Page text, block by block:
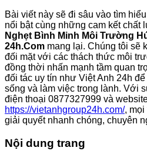
Bài viết này sẽ đi sâu vào tìm
nổi bật cùng những cam kết chất
Nghẹt Bình Minh Môi Trường
24h.Com mang lại. Chúng tôi sẽ
đối mặt với các thách thức môi
đồng thời nhấn mạnh tầm quan
đối tác uy tín như Việt Anh 24h
sống và làm việc trong lành. Với
điện thoại 0877327999 và
https://vietanhgroup24h.com/,
giải quyết nhanh chóng, chuyên
Nội dung trang